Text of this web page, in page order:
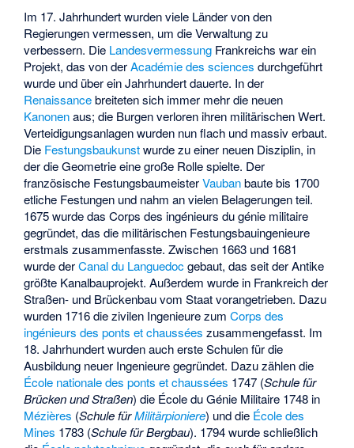
Im 17. Jahrhundert wurden viele Länder von den
Regierungen vermessen, um die Verwaltung zu
verbessern. Die Landesvermessung Frankreichs war ein
Projekt, das von derAcadémie des sciences durchgeführt
wurde und über ein Jahrhundert dauerte. In der
Renaissancebreiteten sich immer mehr die neuen
Kanonenaus; die Burgen verloren ihren militärischen Wert.
Verteidigungsanlagen wurden nun flach und massiv erbaut.
Die Festungsbaukunstwurde zu einer neuen Disziplin, in
der die Geometrie eine große Rolle spielte. Der
französische FestungsbaumeisterVaubanbaute bis 1700
etliche Festungen und nahm an vielen Belagerungen teil.
1675 wurde dasCorps des ingénieurs du génie militaire
gegründet, das die militärischen Festungsbauingenieure
erstmals zusammenfasste. Zwischen 1663 und 1681
wurde derCanal du Languedocgebaut, das seit der Antike
größte Kanalbauprojekt. Außerdem wurde in Frankreich der
Straßen- und Brückenbau vom Staat vorangetrieben. Dazu
wurden 1716 die zivilen Ingenieure zumCorps des
ingénieurs des ponts et chaussées zusammengefasst. Im
18. Jahrhundert wurden auch erste Schulen für die
Ausbildung neuer Ingenieure gegründet. Dazu zählen die
École nationale des ponts et chaussées 1747 (Schule für
Brücken und Straßen) die École du Génie Militaire 1748 in
Mézières (Schule fürMilitärpioniere) und die École des
Mines 1783 (Schule für Bergbau). 1794 wurde schließlich